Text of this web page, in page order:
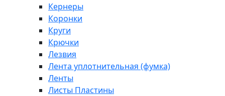
Кернеры
Коронки
Круги
Крючки
Лезвия
Лента уплотнительная (фумка)
Ленты
Листы Пластины